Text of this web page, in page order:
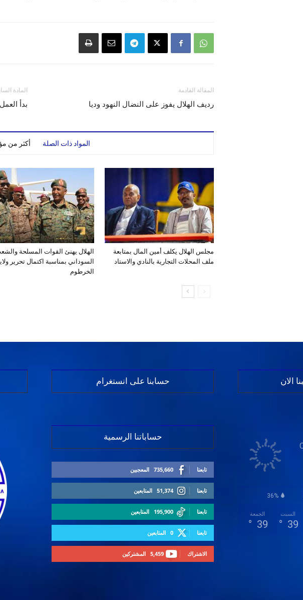
المادة
بدأ
المقالة القادمة
رديف الهلال يفوز على النضال النهود وديا
المواد ذات الصلة أكثر من
الهلال يهنئ القوات المسلحة
السوداني بمناسبة اكتمال تحرير
الخرطوم
مجلس الهلال يكلف أمين المال بمتابعة
ملف المحلات التجارية بالنادي والاستاد
حسابنا على انستغرام
حساباتنا الرسمية
735,660 المعجبين تابعنا
51,374 المتابعين تابعنا
195,900 المتابعين تابعنا
0 المتابعين تابعنا
5,459 المشتركين الاشتراك
الان
36%
الجمعة
39
°
السبت
39
°